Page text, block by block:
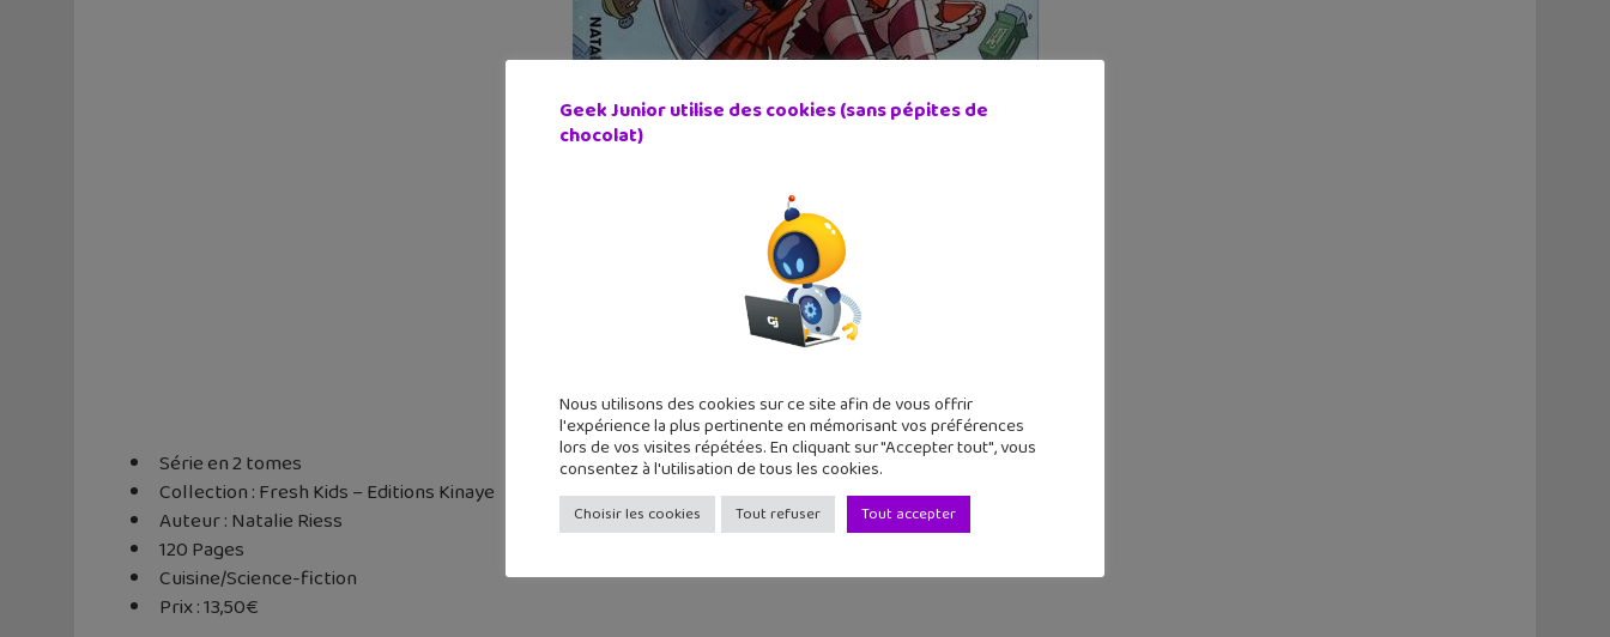
Série en 2 tomes
Collection : Fresh Kids – Editions Kinaye
Auteur : Natalie Riess
120 Pages
Cuisine/Science-fiction
Prix : 13,50€
Geek Junior utilise des cookies (sans pépites de
chocolat)
Nous utilisons des cookies sur ce site afin de vous offrir
l'expérience la plus pertinente en mémorisant vos préférences
lors de vos visites répétées. En cliquant sur "Accepter tout", vous
consentez à l'utilisation de tous les cookies.
Choisir les cookies Tout refuser Tout accepter